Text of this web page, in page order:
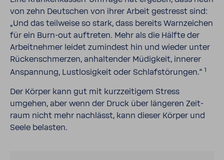
von zehn Deut­schen von ihrer Arbeit gestresst sind:
„Und das teil­weise so stark, dass bereits Warn­zei­chen
für ein Burn-​out auftreten. Mehr als die Hälfte der
Arbeit­nehmer leidet zumin­dest hin und wieder unter
Rücken­schmerzen, anhal­tender Müdig­keit, innerer
Anspan­nung, Lust­lo­sig­keit oder Schlaf­stö­rungen.“ 1
Der Körper kann gut mit kurz­zei­tigem Stress
umgehen, aber wenn der Druck über längeren Zeit­
raum nicht mehr nach­lässt, kann dieser Körper und
Seele belasten.